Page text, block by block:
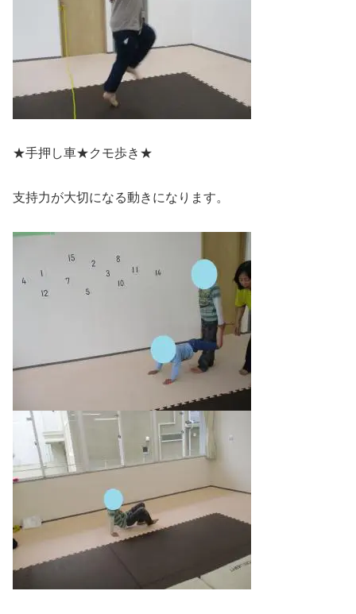
★手押し車★クモ歩き★
支持力が大切になる動きになります。